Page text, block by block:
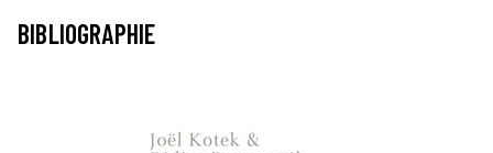
BIBLIOGRAPHIE